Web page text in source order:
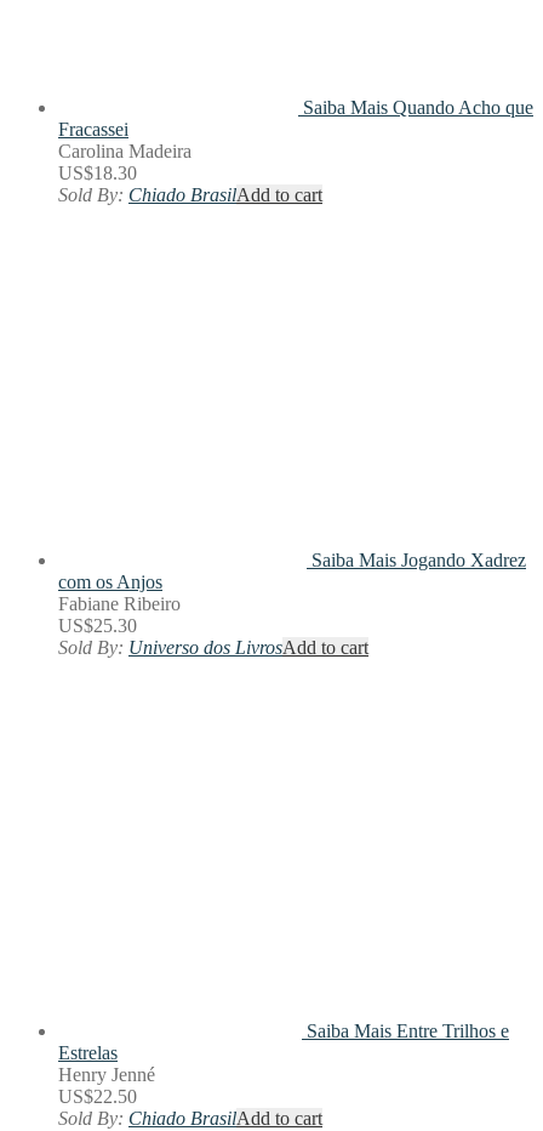
Saiba Mais Quando Acho que
Fracassei
Carolina Madeira
US$18.30
Sold By: Chiado BrasilAdd to cart
Saiba Mais Jogando Xadrez
com os Anjos
Fabiane Ribeiro
US$25.30
Sold By: Universo dos LivrosAdd to cart
Saiba Mais Entre Trilhos e
Estrelas
Henry Jenné
US$22.50
Sold By: Chiado BrasilAdd to cart